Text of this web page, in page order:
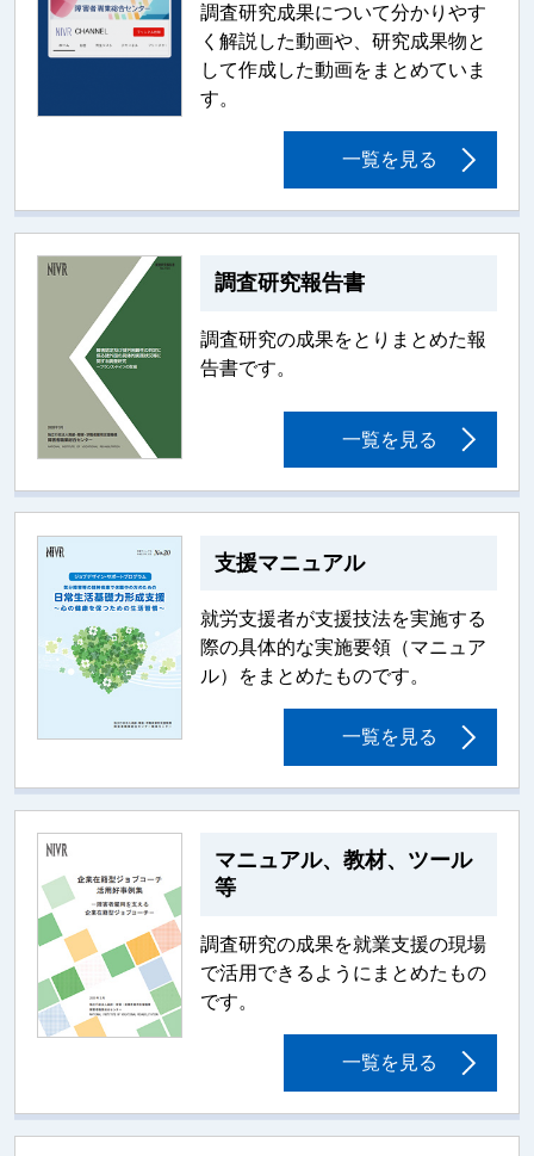
調査研究成果について分かりやす
く解説した動画や、研究成果物と
して作成した動画をまとめていま
す。
一覧を見る
調査研究報告書
調査研究の成果をとりまとめた報
告書です。
一覧を見る
支援マニュアル
就労支援者が支援技法を実施する
際の具体的な実施要領（マニュア
ル）をまとめたものです。
一覧を見る
マニュアル、教材、ツール
等
調査研究の成果を就業支援の現場
で活用できるようにまとめたもの
です。
一覧を見る